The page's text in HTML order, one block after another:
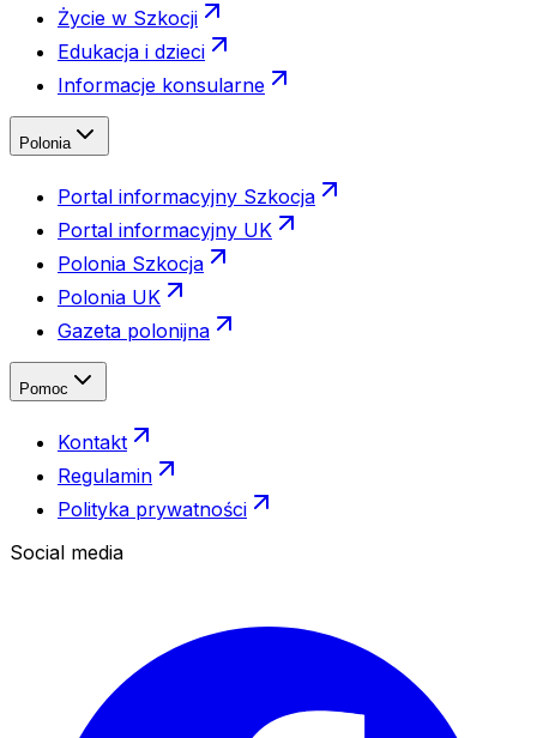
Życie w Szkocji
Edukacja i dzieci
Informacje konsularne
Polonia
Portal informacyjny Szkocja
Portal informacyjny UK
Polonia Szkocja
Polonia UK
Gazeta polonijna
Pomoc
Kontakt
Regulamin
Polityka prywatności
Social media